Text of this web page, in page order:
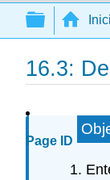
16.3:
Page ID